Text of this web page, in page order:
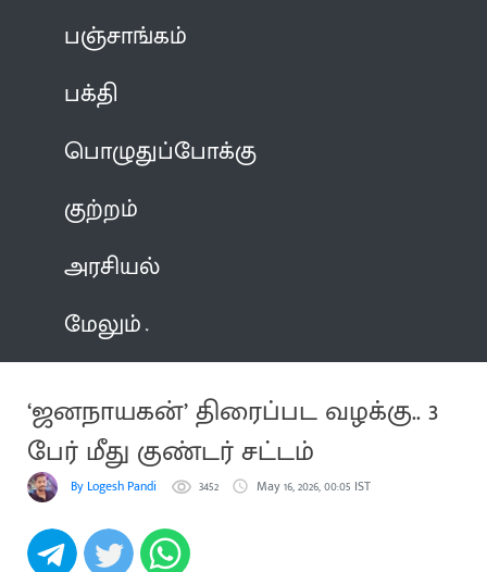
பஞ்சாங்கம்
பக்தி
பொழுதுப்போக்கு
குற்றம்
அரசியல்
மேலும்
‘ஜனநாயகன்’ திரைப்பட வழக்கு.. 3
பேர் மீது குண்டர் சட்டம்
By Logesh Pandi 3452 May 16, 2026, 00:05 IST